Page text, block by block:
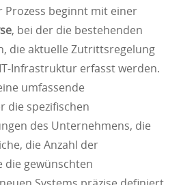
Prozess beginnt mit einer
, bei der die bestehenden
die aktuelle Zutrittsregelung
Infrastruktur erfasst werden.
umfassende
die spezifischen
des Unternehmens, die
die Anzahl der
die gewünschten